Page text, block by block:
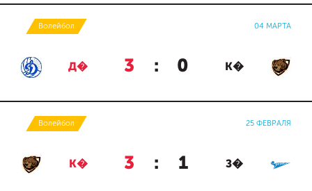
Волейбол 04 МАРТА
Д� 3 : 0 К�
Волейбол 25 ФЕВРАЛЯ
К� 3 : 1 З�